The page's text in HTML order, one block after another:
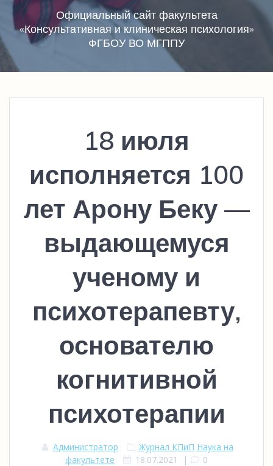
Официальный сайт факультета
«Консультативная и клиническая психология»
ФГБОУ ВО МГППУ
18 июля
исполняется 100
лет Арону Беку —
выдающемуся
ученому и
психотерапевту,
основателю
когнитивной
психотерапии
Администратор Журнал КПиП Наука на
факультете
18.07.2021 | 0